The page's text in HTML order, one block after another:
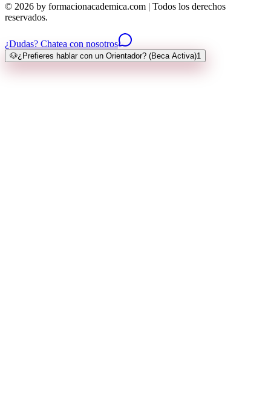
© 2026 by formacionacademica.com | Todos los derechos
reservados.
¿Dudas? Chatea con nosotros
🐶¿Prefieres hablar con un Orientador? (Beca Activa)1